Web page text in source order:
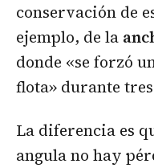
conservación de
ejemplo, de la
donde «se forzó
flota» durante
La diferencia es
angula no hay